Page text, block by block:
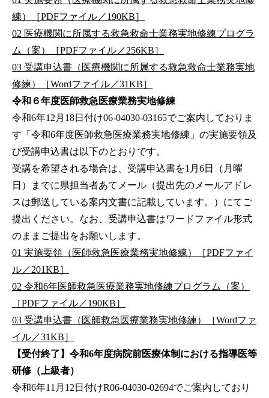
練）［PDFファイル／190KB］
02 医療機関に所属する救急救命士業務実地修練プログラ
ム（案）［PDFファイル／256KB］
03 受講申込書（医療機関に所属する救急救命士業務実地
修練）［Wordファイル／31KB］
令和６年度医師救急医療業務実地修練
令和6年12月18日付け06-04030-03165でご案内しておりま
す「令和6年度医師救急医療業務実地修練」の実施要領及
び受講申込書は以下のとおりです。
受講を希望される場合は、受講申込書を1月6日（月曜
日）までに県担当者あてメール（提出先のメールアドレ
スは郵送している案内文書に記載しています。）にてご
提出ください。なお、受講申込書はワードファイル形式
のままご提出をお願いします。
01 実施要領（医師救急医療業務実地修練）［PDFファイ
ル／201KB］
02 令和6年医師救急医療業務実地修練プログラム（案）
［PDFファイル／190KB］
03 受講申込書（医師救急医療業務実地修練）［Wordファ
イル／31KB］
【受付終了】令和6年度病院前医療体制における指導医等
研修（上級者）
令和6年11月12日付けR06-04030-02694でご案内しており